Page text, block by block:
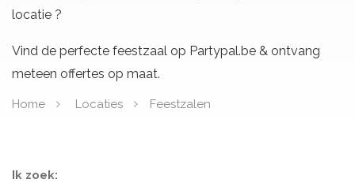
locatie ?
Vind de perfecte feestzaal op Partypal.be & ontvang
meteen offertes op maat.
Home Locaties Feestzalen
Ik zoek: